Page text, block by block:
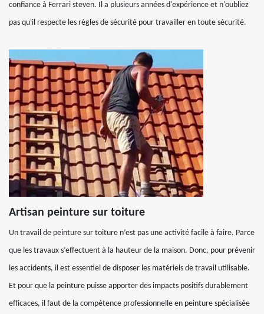
confiance à Ferrari steven. Il a plusieurs années d'expérience et n'oubliez
pas qu'il respecte les règles de sécurité pour travailler en toute sécurité.
Artisan peinture sur toiture
Un travail de peinture sur toiture n’est pas une activité facile à faire. Parce
que les travaux s’effectuent à la hauteur de la maison. Donc, pour prévenir
les accidents, il est essentiel de disposer les matériels de travail utilisable.
Et pour que la peinture puisse apporter des impacts positifs durablement
efficaces, il faut de la compétence professionnelle en peinture spécialisée